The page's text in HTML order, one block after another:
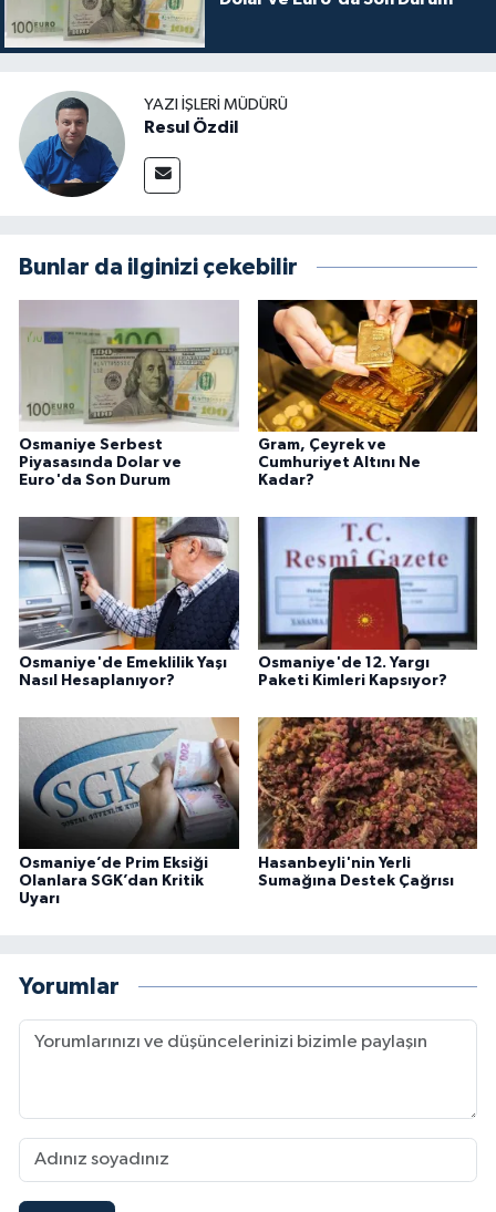
YAZI İŞLERI MÜDÜRÜ
Resul Özdil
Bunlar da ilginizi çekebilir
Osmaniye Serbest
Piyasasında Dolar ve
Euro'da Son Durum
Gram, Çeyrek ve
Cumhuriyet Altını Ne
Kadar?
Osmaniye'de Emeklilik Yaşı
Nasıl Hesaplanıyor?
Osmaniye'de 12. Yargı
Paketi Kimleri Kapsıyor?
Osmaniye’de Prim Eksiği
Olanlara SGK’dan Kritik
Uyarı
Hasanbeyli'nin Yerli
Sumağına Destek Çağrısı
Yorumlar